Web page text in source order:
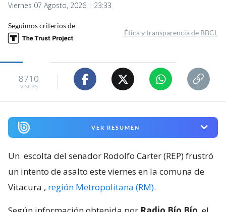
Viernes 07 Agosto, 2026 | 23:33
Seguimos criterios de
Ética y transparencia de BBCL
8710
visitas
VER RESUMEN
Un escolta del senador Rodolfo Carter (REP) frustró
un intento de asalto este viernes en la comuna de
Vitacura , región Metropolitana (RM).